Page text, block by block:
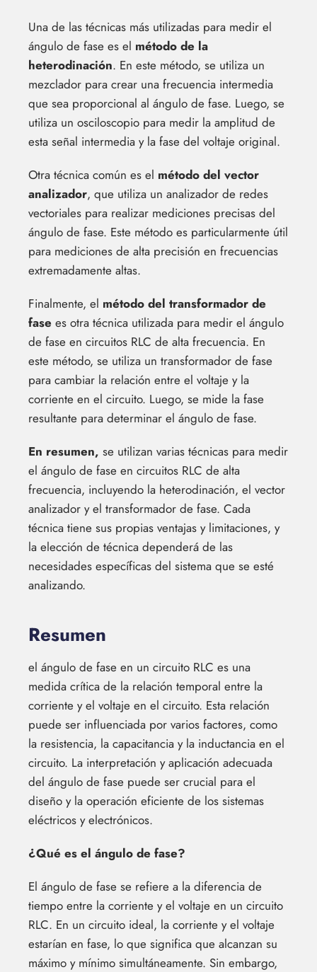
Una de las técnicas más utilizadas para medir el
ángulo de fase es el método de la
heterodinación. En este método, se utiliza un
mezclador para crear una frecuencia intermedia
que sea proporcional al ángulo de fase. Luego, se
utiliza un osciloscopio para medir la amplitud de
esta señal intermedia y la fase del voltaje original.
Otra técnica común es el método del vector
analizador, que utiliza un analizador de redes
vectoriales para realizar mediciones precisas del
ángulo de fase. Este método es particularmente útil
para mediciones de alta precisión en frecuencias
extremadamente altas.
Finalmente, el método del transformador de
fase es otra técnica utilizada para medir el ángulo
de fase en circuitos RLC de alta frecuencia. En
este método, se utiliza un transformador de fase
para cambiar la relación entre el voltaje y la
corriente en el circuito. Luego, se mide la fase
resultante para determinar el ángulo de fase.
En resumen, se utilizan varias técnicas para medir
el ángulo de fase en circuitos RLC de alta
frecuencia, incluyendo la heterodinación, el vector
analizador y el transformador de fase. Cada
técnica tiene sus propias ventajas y limitaciones, y
la elección de técnica dependerá de las
necesidades específicas del sistema que se esté
analizando.
Resumen
el ángulo de fase en un circuito RLC es una
medida crítica de la relación temporal entre la
corriente y el voltaje en el circuito. Esta relación
puede ser influenciada por varios factores, como
la resistencia, la capacitancia y la inductancia en el
circuito. La interpretación y aplicación adecuada
del ángulo de fase puede ser crucial para el
diseño y la operación eficiente de los sistemas
eléctricos y electrónicos.
¿Qué es el ángulo de fase?
El ángulo de fase se refiere a la diferencia de
tiempo entre la corriente y el voltaje en un circuito
RLC. En un circuito ideal, la corriente y el voltaje
estarían en fase, lo que significa que alcanzan su
máximo y mínimo simultáneamente. Sin embargo,